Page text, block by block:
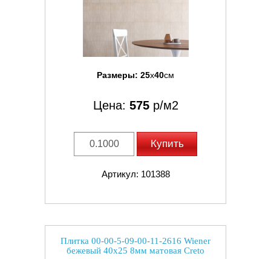
Размеры: 25x40см
Цена: 575р/м2
Купить
Артикул: 101388
Плитка 00-00-5-09-00-11-2616 Wiener
бежевый 40x25 8мм матовая Creto